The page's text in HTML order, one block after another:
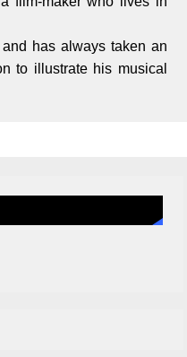
has always taken an
to illustrate his musical